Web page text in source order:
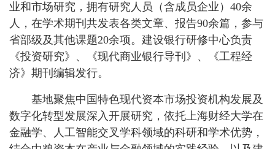
业和市场研究，拥有研究人员（含成员企业）40余
人，在学术期刊共发表各类文章、报告90余篇，参与
省部级及其他课题20余项。建设银行研修中心负责
《投资研究》、《现代商业银行导刊》、《工程经
济》期刊编辑发行。
基地聚焦中国特色现代资本市场投资机构发展及
数字化转型发展深入开展研究，依托上海财经大学在
金融学、人工智能交叉学科领域的科研和学术优势，